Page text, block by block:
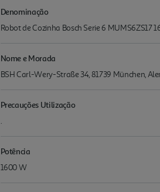
Denominação
Robot de Cozinha Bosch Serie 6 MUMS6ZS17
Nome e Morada
BSH Carl-Wery-Straße 34, 81739 München,
Precauções Utilização
.
Potência
1600 W